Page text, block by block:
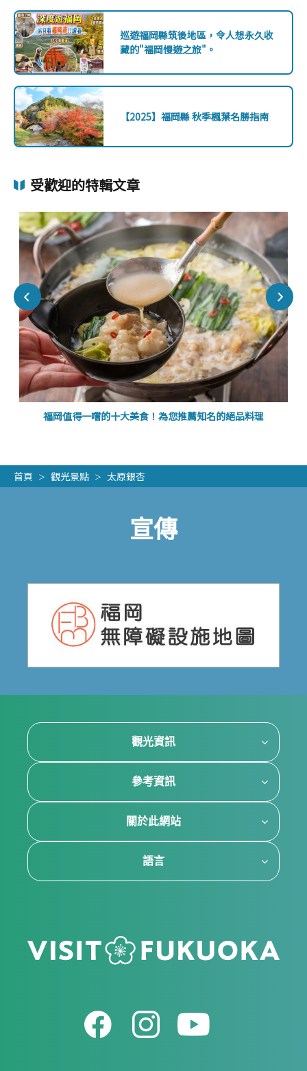
巡遊福岡縣筑後地區，令人想永久收
藏的"福岡慢遊之旅"。
【2025】福岡縣 秋季楓葉名勝指南
受歡迎的特輯文章
福岡值得一嚐的十大美食！為您推薦知名的絕品料理
首頁 觀光景點 太原銀杏
宣傳
觀光資訊
參考資訊
關於此網站
語言